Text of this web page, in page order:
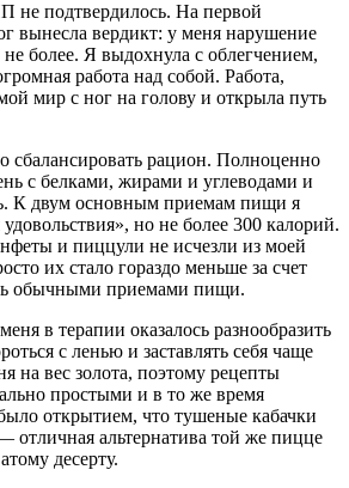
не подтвердилось. На первой
вынесла вердикт: у меня нарушение
более. Я выдохнула с облегчением,
работа над собой. Работа,
мир с ног на голову и открыла путь
сбалансировать рацион. Полноценно
с белками, жирами и углеводами и
К двум основным приемам пищи я
удовольствия», но не более 300 калорий.
и пиццули не исчезли из моей
их стало гораздо меньше за счет
обычными приемами пищи.
в терапии оказалось разнообразить
с ленью и заставлять себя чаще
на вес золота, поэтому рецепты
простыми и в то же время
открытием, что тушеные кабачки
отличная альтернатива той же пицце
десерту.